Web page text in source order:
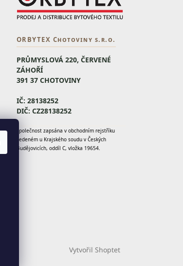
ORBYTEX Chotoviny s.r.o.
PRŮMYSLOVÁ 220, ČERVENÉ
ZÁHOŘÍ
391 37 CHOTOVINY
IČ: 28138252
DIČ: CZ28138252
Společnost zapsána v obchodním rejstříku
vedeném u Krajského soudu v Českých
Budějovicích, oddíl C, vložka 19654.
Vytvořil Shoptet